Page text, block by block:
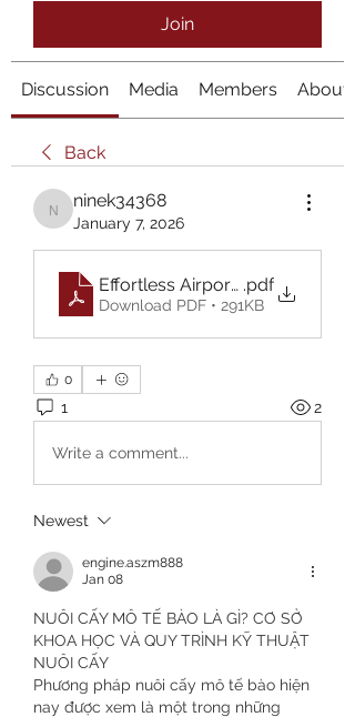
Join
Discussion Media Members About
Back
ninek34368
ninek34368
January 7, 2026
Effortless Airport Transfers
.pdf
Download PDF • 291KB
0
1 2
Write a comment...
Newest
engine.aszm888
Jan 08
NUÔI CẤY MÔ TẾ BÀO LÀ GÌ? CƠ SỞ
KHOA HỌC VÀ QUY TRÌNH KỸ THUẬT
NUÔI CẤY
Phương pháp nuôi cấy mô tế bào hiện
nay được xem là một trong những